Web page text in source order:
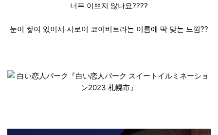
너무 이쁘지 않나요????
눈이 쌓여 있어서 시로이 코이비토라는 이름에 딱 맞는 느낌??